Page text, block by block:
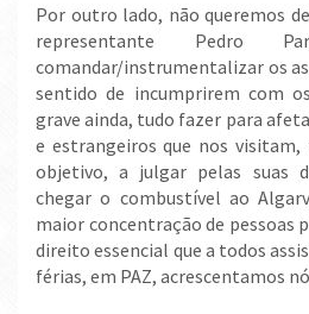
Por outro lado, não queremos
representante Pedro
comandar/instrumentalizar os
sentido de incumprirem com
grave ainda, tudo fazer para
e estrangeiros que nos
objetivo, a julgar pelas suas
chegar o combustível ao
maior concentração de pessoas
direito essencial que a todos
férias, em PAZ, acrescentamos